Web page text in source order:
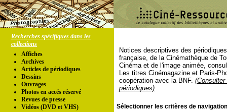
Recherches spécifiques dans les
collections
Affiches
Archives
Articles de périodiques
Dessins
Ouvrages
Photos en accés réservé
Revues de presse
Vidéos (DVD et VHS)
Notices descriptives des
française, de la Cinémathèque de
Cinéma et de l'image animée,
Les titres Cinémagazine et Paris-
coopération avec la BNF.
périodiques)
Sélectionner les critères de